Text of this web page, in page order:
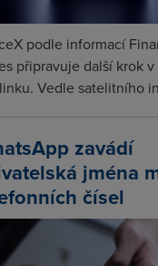
podle informací
připravuje další krok
Vedle satelitního
zavádí
jména
čísel